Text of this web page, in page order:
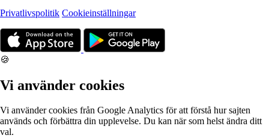
Privatlivspolitik Cookieinställningar
🍪
Vi använder cookies
Vi använder cookies från Google Analytics för att förstå hur sajten
används och förbättra din upplevelse. Du kan när som helst ändra ditt
val.